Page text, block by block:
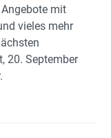
mit
vieles mehr
20. September